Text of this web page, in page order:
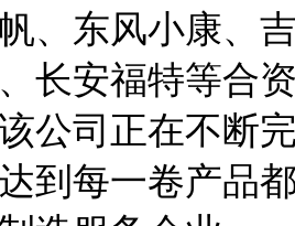
、东风小康、
长安福特等合
公司正在不断
到每一卷产品